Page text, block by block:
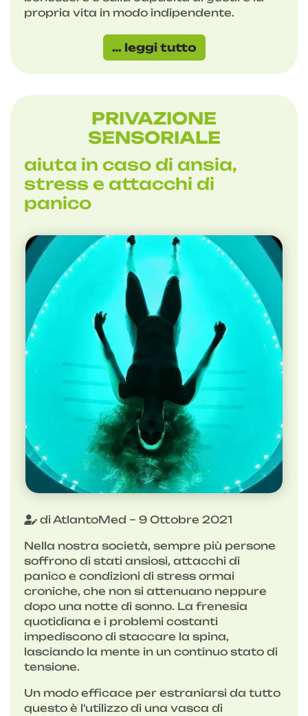
propria vita in modo indipendente.
… leggi tutto
PRIVAZIONE
SENSORIALE
aiuta in caso di ansia,
stress e attacchi di
panico
di AtlantoMed – 9 Ottobre 2021
Nella nostra società, sempre più persone
soffrono di stati ansiosi, attacchi di
panico e condizioni di stress ormai
croniche, che non si attenuano neppure
dopo una notte di sonno. La frenesia
quotidiana e i problemi costanti
impediscono di staccare la spina,
lasciando la mente in un continuo stato di
tensione.
Un modo efficace per estraniarsi da tutto
questo è l'utilizzo di una vasca di